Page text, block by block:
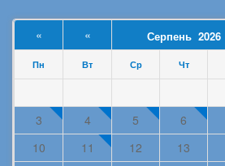
« « Серпень 2026
Пн Вт Ср Чт
3
4 5 6
10
11 12 13